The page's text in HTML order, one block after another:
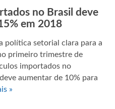
no Brasil deve
em 2018
política setorial clara para a
primeiro trimestre de
importados no
aumentar de 10% para
»